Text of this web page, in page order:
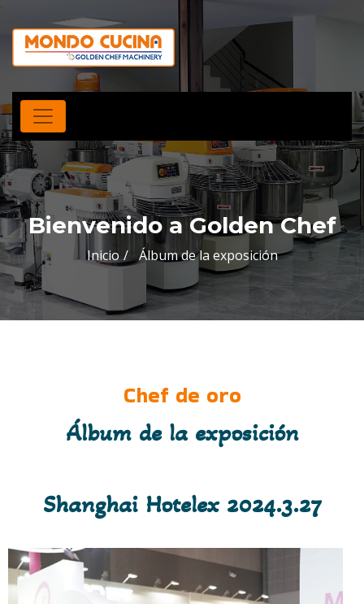
Bienvenido a Golden Chef
Inicio Álbum de la exposición
Chef de oro
Álbum de la exposición
Shanghai Hotelex 2024.3.27